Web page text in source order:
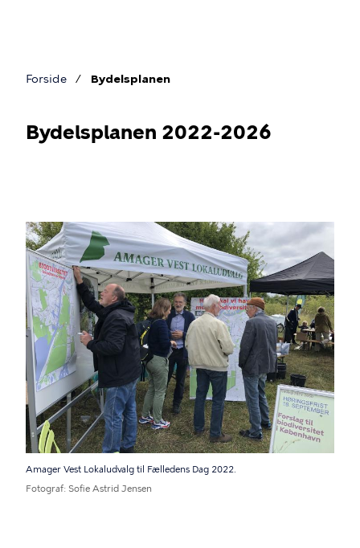
Forside Bydelsplanen
Bydelsplanen 2022-2026
Amager Vest Lokaludvalg til Fælledens Dag 2022.
Fotograf Sofie Astrid Jensen